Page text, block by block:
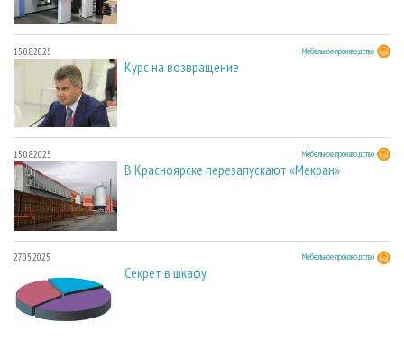
15.08.2025 Мебельное производство
Курс на возвращение
15.08.2025 Мебельное производство
В Красноярске перезапускают «Мекран»
27.05.2025 Мебельное производство
Секрет в шкафу